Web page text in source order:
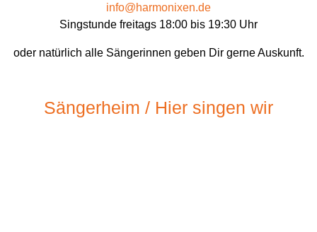
info@harmonixen.de
Singstunde freitags 18:00 bis 19:30 Uhr
oder natürlich alle Sängerinnen geben Dir gerne Auskunft.
Sängerheim / Hier singen wir